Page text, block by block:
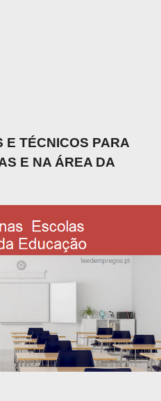
E TÉCNICOS PARA
E NA ÁREA DA